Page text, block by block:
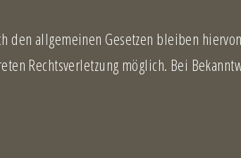
den allgemeinen Gesetzen bleiben
Rechtsverletzung möglich. Bei